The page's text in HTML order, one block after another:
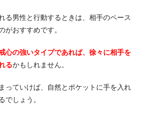
る男性と行動するときは、相手のペース
がおすすめです。
心の強いタイプであれば、徐々に相手を
るかもしれません。
っていけば、自然とポケットに手を入れ
でしょう。